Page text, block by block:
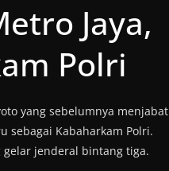
Jaya,
Polri
yang sebelumnya menjabat
sebagai Kabaharkam Polri.
gelar jenderal bintang tiga.